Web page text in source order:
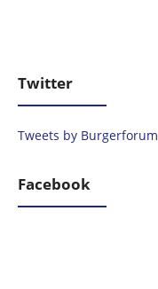
Twitter
Tweets by Burgerforum
Facebook